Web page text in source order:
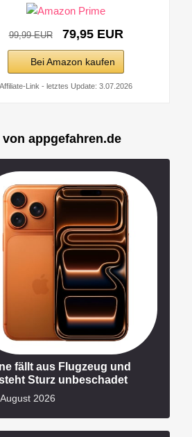
99,99 EUR 79,95 EUR
Bei Amazon kaufen
Affiliate-Link - letztes Update: 3.07.2026
von appgefahren.de
fällt aus Flugzeug und
Sturz unbeschadet
2026